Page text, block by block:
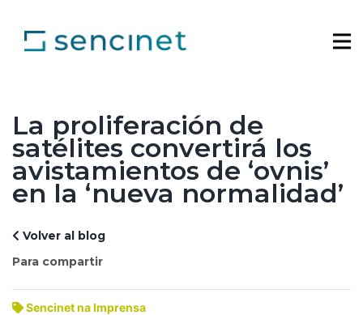
La proliferación de
satélites convertirá los
avistamientos de ‘ovnis’
en la ‘nueva normalidad’
Para compartir
Volver al blog
Sencinet na Imprensa